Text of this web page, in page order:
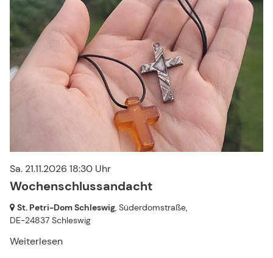
Sa. 21.11.2026 18:30 Uhr
Wochenschlussandacht
St. Petri-Dom Schleswig, Süderdomstraße,
DE-24837 Schleswig
Weiterlesen